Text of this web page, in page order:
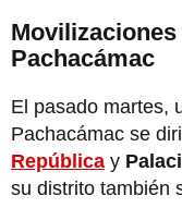
Pachacámac
El pasado martes,
Pachacámac se
República y
su distrito también